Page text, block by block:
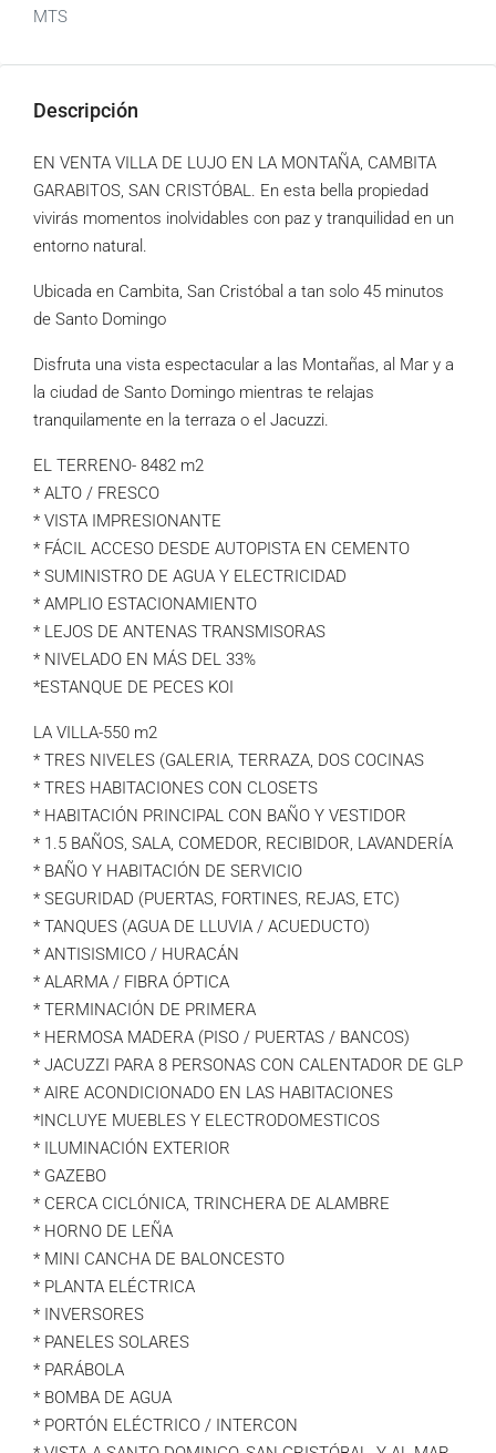
MTS
Descripción
EN VENTA VILLA DE LUJO EN LA MONTAÑA, CAMBITA
GARABITOS, SAN CRISTÓBAL. En esta bella propiedad
vivirás momentos inolvidables con paz y tranquilidad en un
entorno natural.
Ubicada en Cambita, San Cristóbal a tan solo 45 minutos
de Santo Domingo
Disfruta una vista espectacular a las Montañas, al Mar y a
la ciudad de Santo Domingo mientras te relajas
tranquilamente en la terraza o el Jacuzzi.
EL TERRENO- 8482 m2
* ALTO / FRESCO
* VISTA IMPRESIONANTE
* FÁCIL ACCESO DESDE AUTOPISTA EN CEMENTO
* SUMINISTRO DE AGUA Y ELECTRICIDAD
* AMPLIO ESTACIONAMIENTO
* LEJOS DE ANTENAS TRANSMISORAS
* NIVELADO EN MÁS DEL 33%
*ESTANQUE DE PECES KOI
LA VILLA-550 m2
* TRES NIVELES (GALERIA, TERRAZA, DOS COCINAS
* TRES HABITACIONES CON CLOSETS
* HABITACIÓN PRINCIPAL CON BAÑO Y VESTIDOR
* 1.5 BAÑOS, SALA, COMEDOR, RECIBIDOR, LAVANDERÍA
* BAÑO Y HABITACIÓN DE SERVICIO
* SEGURIDAD (PUERTAS, FORTINES, REJAS, ETC)
* TANQUES (AGUA DE LLUVIA / ACUEDUCTO)
* ANTISISMICO / HURACÁN
* ALARMA / FIBRA ÓPTICA
* TERMINACIÓN DE PRIMERA
* HERMOSA MADERA (PISO / PUERTAS / BANCOS)
* JACUZZI PARA 8 PERSONAS CON CALENTADOR DE GLP
* AIRE ACONDICIONADO EN LAS HABITACIONES
*INCLUYE MUEBLES Y ELECTRODOMESTICOS
* ILUMINACIÓN EXTERIOR
* GAZEBO
* CERCA CICLÓNICA, TRINCHERA DE ALAMBRE
* HORNO DE LEÑA
* MINI CANCHA DE BALONCESTO
* PLANTA ELÉCTRICA
* INVERSORES
* PANELES SOLARES
* PARÁBOLA
* BOMBA DE AGUA
* PORTÓN ELÉCTRICO / INTERCON